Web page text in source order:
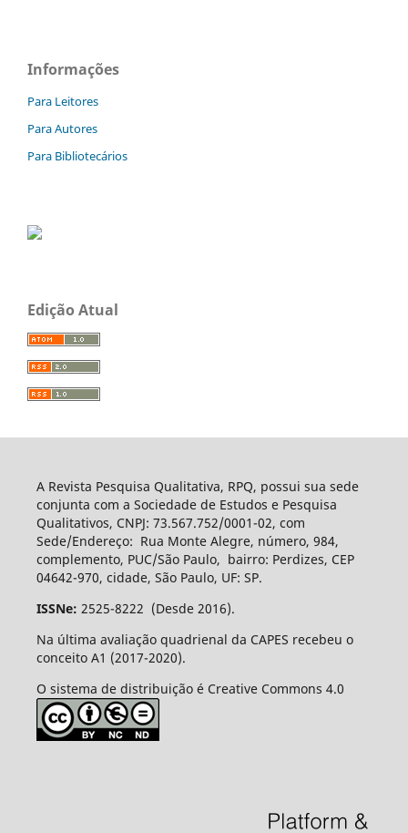
Informações
Para Leitores
Para Autores
Para Bibliotecários
Edição Atual
A Revista Pesquisa Qualitativa, RPQ, possui sua sede
conjunta com a Sociedade de Estudos e Pesquisa
Qualitativos, CNPJ: 73.567.752/0001-02, com
Sede/Endereço: Rua Monte Alegre, número, 984,
complemento, PUC/São Paulo, bairro: Perdizes, CEP
04642-970, cidade, São Paulo, UF: SP.
ISSNe: 2525-8222 (Desde 2016).
Na última avaliação quadrienal da CAPES recebeu o
conceito A1 (2017-2020).
O sistema de distribuição é Creative Commons 4.0